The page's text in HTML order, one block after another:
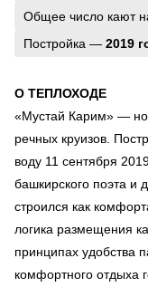
Общее число кают
Постройка — 2019
О ТЕПЛОХОДЕ
«Мустай Карим» —
речных круизов.
воду 11 сентября
башкирского поэта и
строился как
логика размещения
принципах удобства
комфортного отдыха